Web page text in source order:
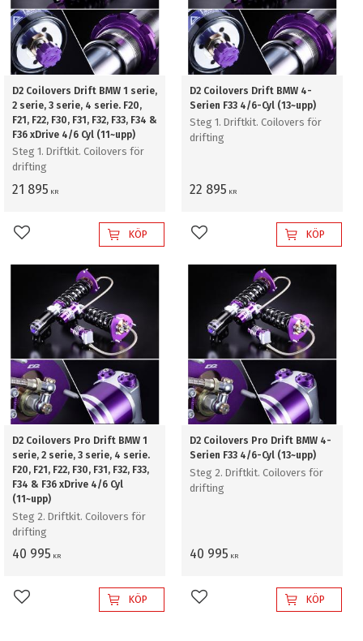
D2 Coilovers Drift BMW 1 serie,
2 serie, 3 serie, 4 serie. F20,
F21, F22, F30, F31, F32, F33, F34 &
F36 xDrive 4/6 Cyl (11~upp)
Steg 1. Driftkit. Coilovers för
drifting
21 895 KR
Lägg till i favoriterKÖP
D2 Coilovers Drift BMW 4-
Serien F33 4/6-Cyl (13~upp)
Steg 1. Driftkit. Coilovers för
drifting
22 895 KR
Lägg till i favoriterKÖP
D2 Coilovers Pro Drift BMW 1
serie, 2 serie, 3 serie, 4 serie.
F20, F21, F22, F30, F31, F32, F33,
F34 & F36 xDrive 4/6 Cyl
(11~upp)
Steg 2. Driftkit. Coilovers för
drifting
40 995 KR
Lägg till i favoriterKÖP
D2 Coilovers Pro Drift BMW 4-
Serien F33 4/6-Cyl (13~upp)
Steg 2. Driftkit. Coilovers för
drifting
40 995 KR
Lägg till i favoriterKÖP